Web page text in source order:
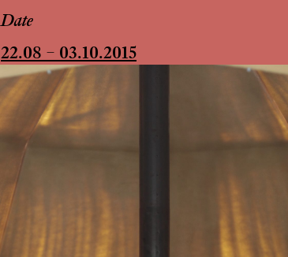
Date
22.08 – 03.10.2015